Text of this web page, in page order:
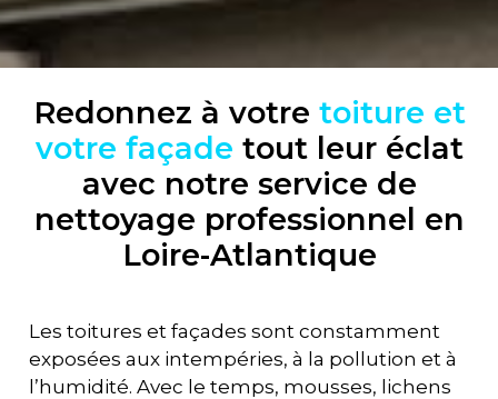
Redonnez à votre toiture et
votre façade tout leur éclat
avec notre service de
nettoyage professionnel en
Loire-Atlantique
Les toitures et façades sont constamment
exposées aux intempéries, à la pollution et à
l’humidité. Avec le temps, mousses, lichens